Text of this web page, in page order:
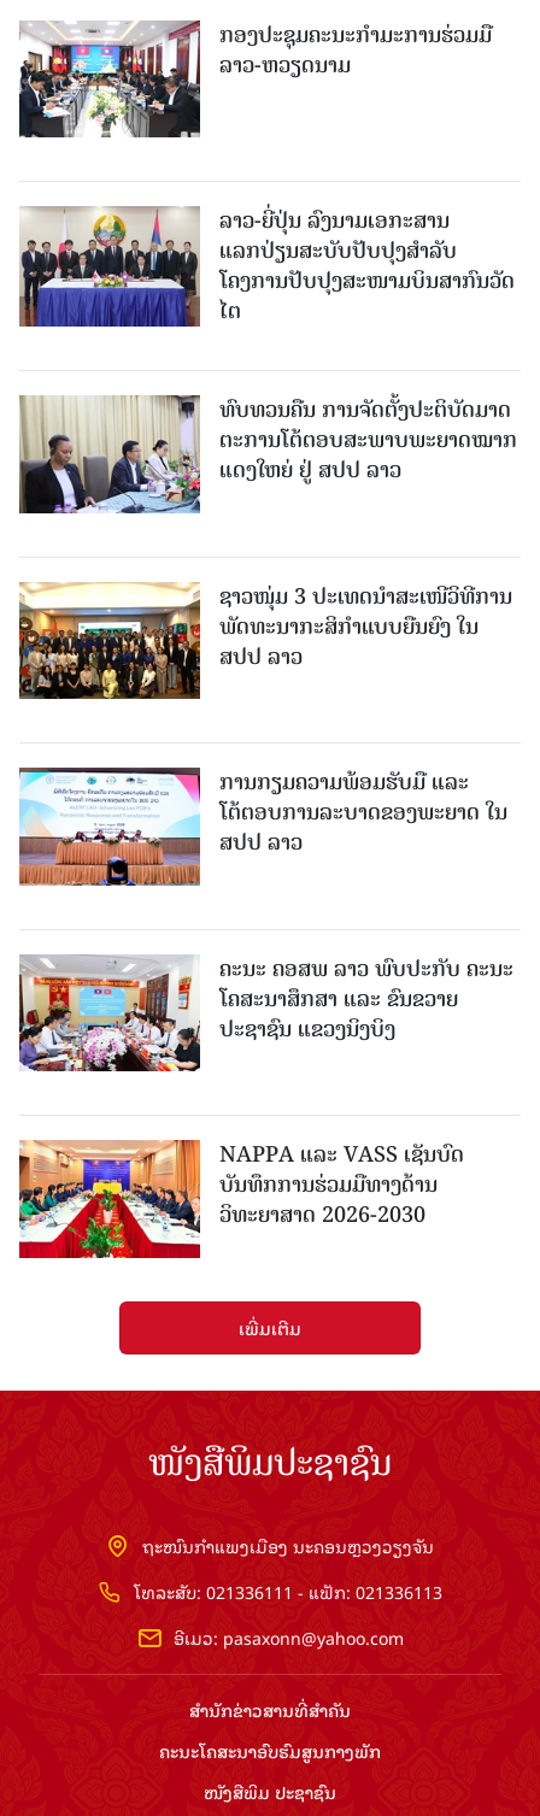
ກອງປະຊຸມຄະນະກຳມະການຮ່ວມມື
ລາວ-ຫວຽດນາມ
ລາວ-ຍີ່ປຸ່ນ ລົງນາມເອກະສານ
ແລກປ່ຽນສະບັບປັບປຸງສໍາລັບ
ໂຄງການປັບປຸງສະໜາມບິນສາກົນວັດ
ໄຕ
ທົບທວນຄືນ ການຈັດຕັ້ງປະຕິບັດມາດ
ຕະການໂຕ້ຕອບສະພາບພະຍາດໝາກ
ແດງໃຫຍ່ ຢູ່ ສປປ ລາວ
ຊາວໜຸ່ມ 3 ປະເທດນຳສະເໜີວິທີການ
ພັດທະນາກະສິກຳແບບຍືນຍົງ ໃນ
ສປປ ລາວ
ການກຽມຄວາມພ້ອມຮັບມື ແລະ
ໂຕ້ຕອບການລະບາດຂອງພະຍາດ ໃນ
ສປປ ລາວ
ຄະນະ ຄອສພ ລາວ ພົບປະກັບ ຄະນະ
ໂຄສະນາສຶກສາ ແລະ ຂົນຂວາຍ
ປະຊາຊົນ ແຂວງນິງບິງ
NAPPA ແລະ VASS ເຊັນບົດ
ບັນທຶກການຮ່ວມມືທາງດ້ານ
ວິທະຍາສາດ 2026-2030
ເພີ່ມເຕີມ
ໜັງສືພິມປະຊາຊົນ
ຖະໜົນກຳແພງເມືອງ ນະຄອນຫຼວງວຽງຈັນ
ໂທລະສັບ: 021336111 - ແຟັກ: 021336113
ອີເມວ: pasaxonn@yahoo.com
ສຳ​ນັກ​ຂ່າວ​ສານ​ທີ່​ສຳ​ຄັນ​
ຄະນະໂຄສະນາອົບຮົມ​ສູນ​ກາງ​ພັກ
ໜັງສືພິມ ປະ​ຊາ​ຊົນ